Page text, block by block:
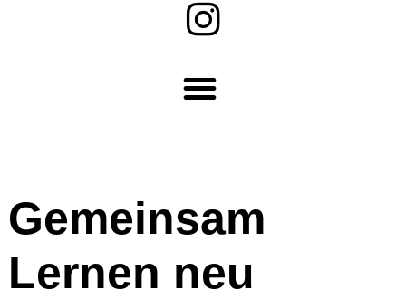
Gemeinsam
Lernen neu